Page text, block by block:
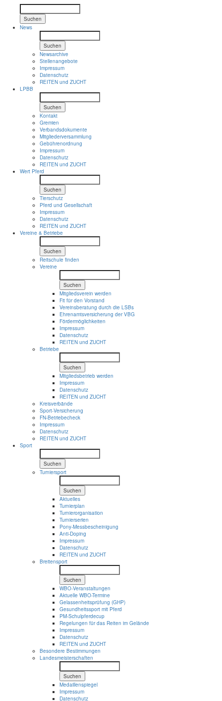
Suchen
News
Suchen
Newsarchive
Stellenangebote
Impressum
Datenschutz
REITEN und ZUCHT
LPBB
Suchen
Kontakt
Gremien
Verbandsdokumente
Mitgliederversammlung
Gebührenordnung
Impressum
Datenschutz
REITEN und ZUCHT
Wert Pferd
Suchen
Tierschutz
Pferd und Gesellschaft
Impressum
Datenschutz
REITEN und ZUCHT
Vereine & Betriebe
Suchen
Reitschule finden
Vereine
Suchen
Mitgliedsverein werden
Fit für den Vorstand
Vereinsberatung durch die LSBs
Ehrenamtsversicherung der VBG
Fördermöglichkeiten
Impressum
Datenschutz
REITEN und ZUCHT
Betriebe
Suchen
Mitgliedsbetrieb werden
Impressum
Datenschutz
REITEN und ZUCHT
Kreisverbände
Sport-Versicherung
FN-Betriebecheck
Impressum
Datenschutz
REITEN und ZUCHT
Sport
Suchen
Turniersport
Suchen
Aktuelles
Turnierplan
Turnierorganisation
Turnierserien
Pony-Messbescheinigung
Anti-Doping
Impressum
Datenschutz
REITEN und ZUCHT
Breitensport
Suchen
WBO-Veranstaltungen
Aktuelle WBO-Termine
Gelassenheitsprüfung (GHP)
Gesundheitssport mit Pferd
PM-Schulpferdecup
Regelungen für das Reiten im Gelände
Impressum
Datenschutz
REITEN und ZUCHT
Besondere Bestimmungen
Landesmeisterschaften
Suchen
Medaillenspiegel
Impressum
Datenschutz